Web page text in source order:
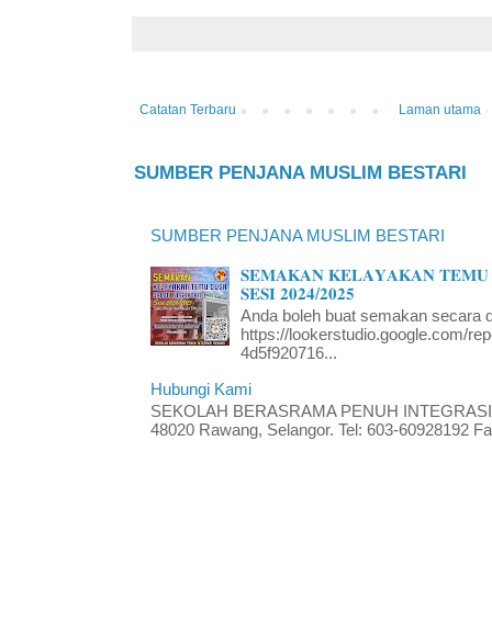
Catatan Terbaru Laman utama
SUMBER PENJANA MUSLIM BESTARI
SUMBER PENJANA MUSLIM BESTARI
𝐒𝐄𝐌𝐀𝐊𝐀𝐍 𝐊𝐄𝐋𝐀𝐘𝐀𝐊𝐀𝐍 𝐓𝐄𝐌𝐔
𝐒𝐄𝐒𝐈 𝟐𝟎𝟐𝟒/𝟐𝟎𝟐𝟓
Anda boleh buat semakan secara
https://lookerstudio.google.com/
4d5f920716...
Hubungi Kami
SEKOLAH BERASRAMA PENUH
48020 Rawang, Selangor. Tel: 603-60928192